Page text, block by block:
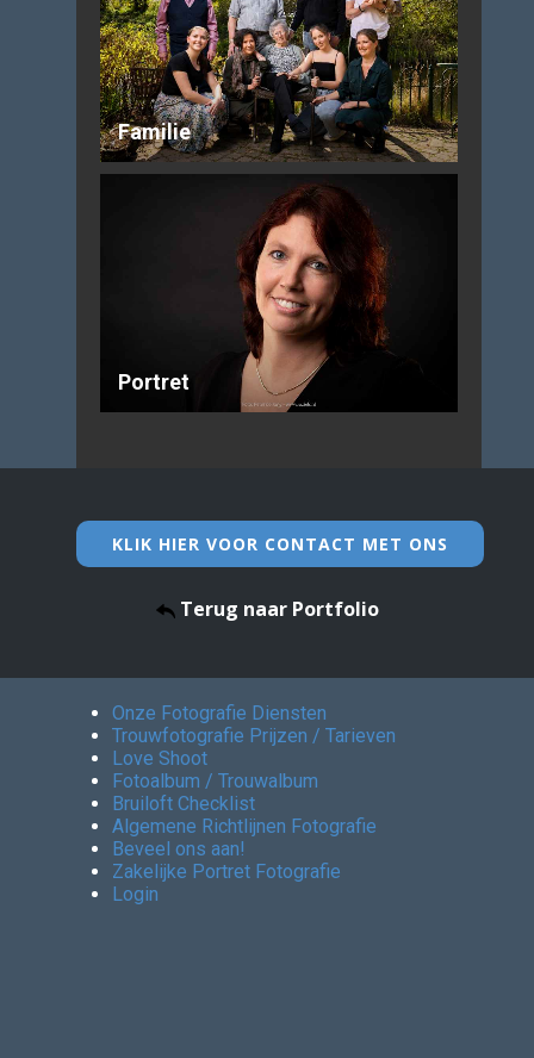
Familie
Portret
KLIK HIER VOOR CONTACT MET ONS
Terug naar Portfolio
Onze Fotografie Diensten
Trouwfotografie Prijzen / Tarieven
Love Shoot
Fotoalbum / Trouwalbum
Bruiloft Checklist
Algemene Richtlijnen Fotografie
Beveel ons aan!
Zakelijke Portret Fotografie
Login